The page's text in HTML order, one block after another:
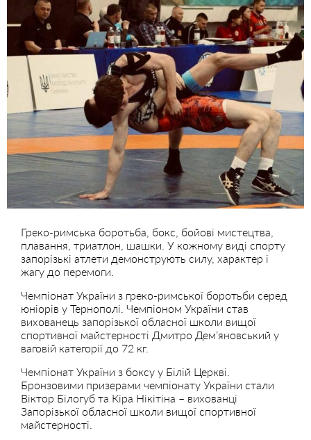
Греко-римська боротьба, бокс, бойові мистецтва,
плавання, триатлон, шашки. У кожному виді спорту
запорізькі атлети демонструють силу, характер і
жагу до перемоги.
Чемпіонат України з греко-римської боротьби серед
юніорів у Тернополі. Чемпіоном України став
вихованець запорізької обласної школи вищої
спортивної майстерності Дмитро Дем’яновський у
ваговій категорії до 72 кг.
Чемпіонат України з боксу у Білій Церкві.
Бронзовими призерами чемпіонату України стали
Віктор Білогуб та Кіра Нікітіна – вихованці
Запорізької обласної школи вищої спортивної
майстерності.